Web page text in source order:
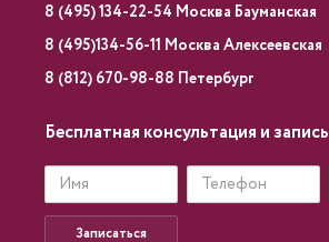
8 (495) 134-22-54 Москва Бауманская
8 (495)134-56-11 Москва Алексеевская
8 (812) 670-98-88 Петербург
Бесплатная консультация и запись
Записаться